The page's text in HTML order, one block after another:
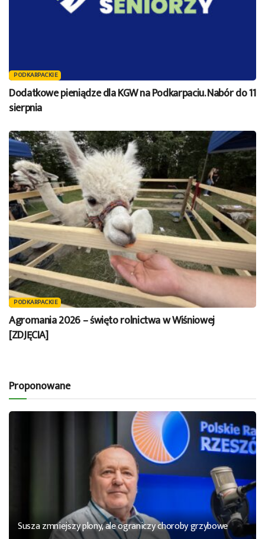
PODKARPACKIE
Dodatkowe pieniądze dla KGW na Podkarpaciu. Nabór do 11
sierpnia
PODKARPACKIE
Agromania 2026 – święto rolnictwa w Wiśniowej
[ZDJĘCIA]
Proponowane
Susza zmniejszy plony, ale ograniczy choroby grzybowe